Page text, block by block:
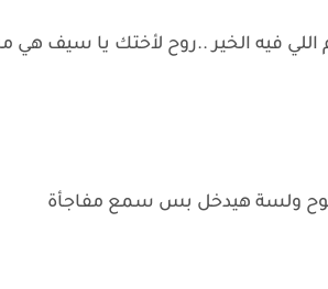
اللي فيه الخير ..روح لأختك يا سيف
ولسة هيدخل بس سمع مفاجأة